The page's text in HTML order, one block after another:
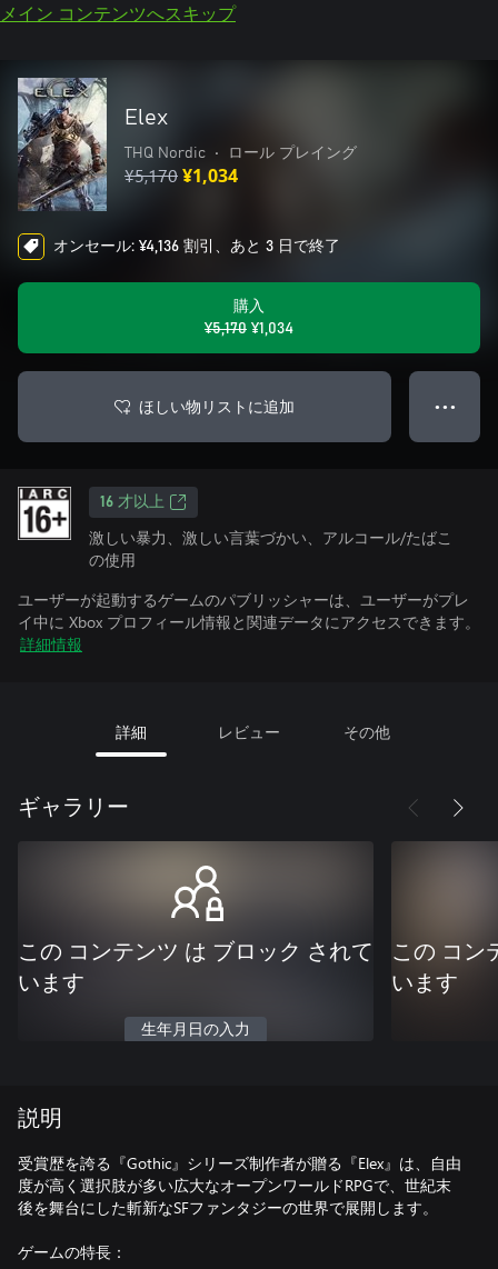
メイン コンテンツへスキップ
Elex
THQ Nordic • ロール プレイング
¥5,170¥1,034
オンセール: ¥4,136 割引、あと 3 日で終了
購入
¥5,170 ¥1,034
ほしい物リストに追加 ● ● ●
16 才以上
激しい暴力、激しい言葉づかい、アルコール/たばこ
の使用
ユーザーが起動するゲームのパブリッシャーは、ユーザーがプレ
イ中に Xbox プロフィール情報と関連データにアクセスできます。
詳細情報
詳細 レビュー その他
ギャラリー
この コンテンツ は ブロック されて
います
生年月日の入力
この コン
います
説明
受賞歴を誇る『Gothic』シリーズ制作者が贈る『Elex』は、自由
度が高く選択肢が多い広大なオープンワールドRPGで、世紀末
後を舞台にした斬新なSFファンタジーの世界で展開します。
ゲームの特長：